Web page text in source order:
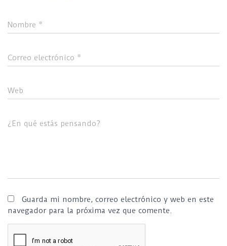
Nombre *
Correo electrónico *
Web
¿En qué estás pensando?
Guarda mi nombre, correo electrónico y web en este
navegador para la próxima vez que comente.